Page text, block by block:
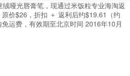
哑光唇膏笔，现通过米饭粒专业海淘返
原价$26，折扣 ＋ 返利后约$19.61（约
运费，有效期至北京时间 2016年10月